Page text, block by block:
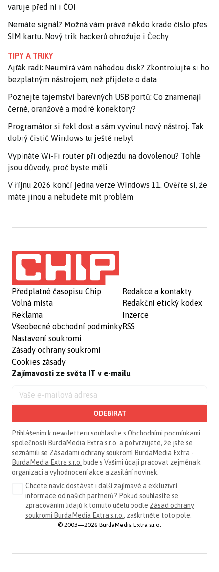
varuje před ní i ČOI
Nemáte signál? Možná vám právě někdo krade číslo přes
SIM kartu. Nový trik hackerů ohrožuje i Čechy
TIPY A TRIKY
Ajťák radí: Neumírá vám náhodou disk? Zkontrolujte si ho
bezplatným nástrojem, než přijdete o data
Poznejte tajemství barevných USB portů: Co znamenají
černé, oranžové a modré konektory?
Programátor si řekl dost a sám vyvinul nový nástroj. Tak
dobrý čistič Windows tu ještě nebyl
Vypínáte Wi-Fi router při odjezdu na dovolenou? Tohle
jsou důvody, proč byste měli
V říjnu 2026 končí jedna verze Windows 11. Ověřte si, že
máte jinou a nebudete mít problém
Předplatné časopisu Chip
Volná místa
Reklama
Všeobecné obchodní podmínky
Nastavení soukromí
Zásady ochrany soukromí
Cookies zásady
Redakce a kontakty
Redakční etický kodex
Inzerce
RSS
Zajímavosti ze světa IT v e-mailu
ODEBÍRAT
Přihlášením k newsletteru souhlasíte s Obchodními podmínkami
společnosti BurdaMedia Extra s.r.o. a potvrzujete, že jste se
seznámili se Zásadami ochrany soukromí BurdaMedia Extra -
BurdaMedia Extra s.r.o. bude s Vašimi údaji pracovat zejména k
organizaci a vyhodnocení akce a zasílání novinek.
Chcete navíc dostávat i další zajímavé a exkluzivní
informace od našich partnerů? Pokud souhlasíte se
zpracováním údajů k tomuto účelu podle Zásad ochrany
soukromí BurdaMedia Extra s.r.o. , zaškrtněte toto pole.
© 2003—2026 BurdaMedia Extra s.r.o.